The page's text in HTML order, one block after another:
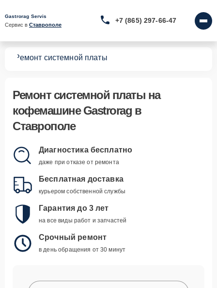
Gastrorag Servis
Сервис в Ставрополе
+7 (865) 297-66-47
Ремонт системной платы
Ремонт системной платы на
кофемашине Gastrorag в
Ставрополе
Диагностика бесплатно
даже при отказе от ремонта
Бесплатная доставка
курьером собственной службы
Гарантия до 3 лет
на все виды работ и запчастей
Срочный ремонт
в день обращения от 30 минут